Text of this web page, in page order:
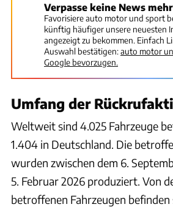
Verpasse keine News mehr
Favorisiere auto motor und sport
künftig häufiger unsere neuesten
angezeigt zu bekommen. Einfach
Auswahl bestätigen:auto motor
Google bevorzugen.
Umfang der
Weltweit sind 4.025 Fahrzeuge
1.404 in Deutschland. Die
wurden zwischen dem 6.
5. Februar 2026 produziert. Von
betroffenen Fahrzeugen befinden